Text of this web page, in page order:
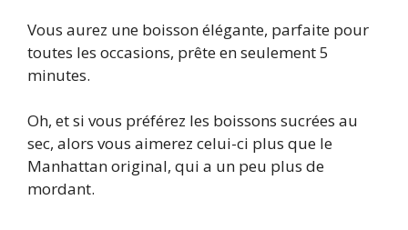
Vous aurez une boisson élégante, parfaite pour
toutes les occasions, prête en seulement 5
minutes.
Oh, et si vous préférez les boissons sucrées au
sec, alors vous aimerez celui-ci plus que le
Manhattan original, qui a un peu plus de
mordant.